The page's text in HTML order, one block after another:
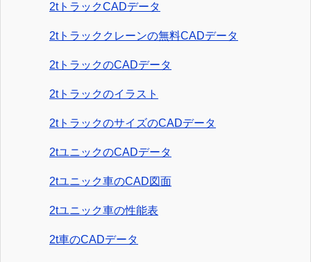
2tトラックCADデータ
2tトラッククレーンの無料CADデータ
2tトラックのCADデータ
2tトラックのイラスト
2tトラックのサイズのCADデータ
2tユニックのCADデータ
2tユニック車のCAD図面
2tユニック車の性能表
2t車のCADデータ